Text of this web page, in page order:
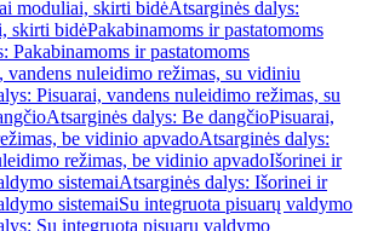
moduliai, skirti bidėAtsarginės dalys:
skirti bidėPakabinamoms ir pastatomoms
Pakabinamoms ir pastatomoms
vandens nuleidimo režimas, su vidiniu
Pisuarai, vandens nuleidimo režimas, su
Atsarginės dalys: Be dangčioPisuarai,
be vidinio apvadoAtsarginės dalys:
režimas, be vidinio apvadoIšorinei ir
sistemaiAtsarginės dalys: Išorinei ir
sistemaiSu integruota pisuarų valdymo
Su integruota pisuarų valdymo